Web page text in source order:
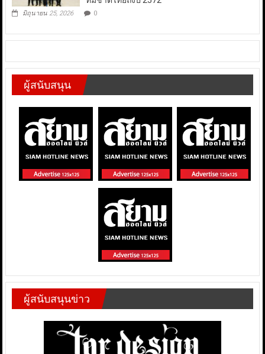
มิถุนายน 25, 2026 0
ผู้สนับสนุน
ผู้สนับสนุนข่าว